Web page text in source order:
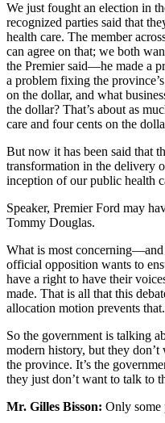
We just fought an election in
recognized parties said that
health care. The member
can agree on that; we both
the Premier said—he made a
a problem fixing the
on the dollar, and what
the dollar? That’s about as
care and four cents on the
But now it has been said that
transformation in the delivery
inception of our public health
Speaker, Premier Ford may
Tommy Douglas.
What is most concerning—and
official opposition wants to
have a right to have their
made. That is all that this
allocation motion prevents that.
So the government is talking
modern history, but they
the province. It’s the
they just don’t want to talk to
Mr. Gilles Bisson: Only some